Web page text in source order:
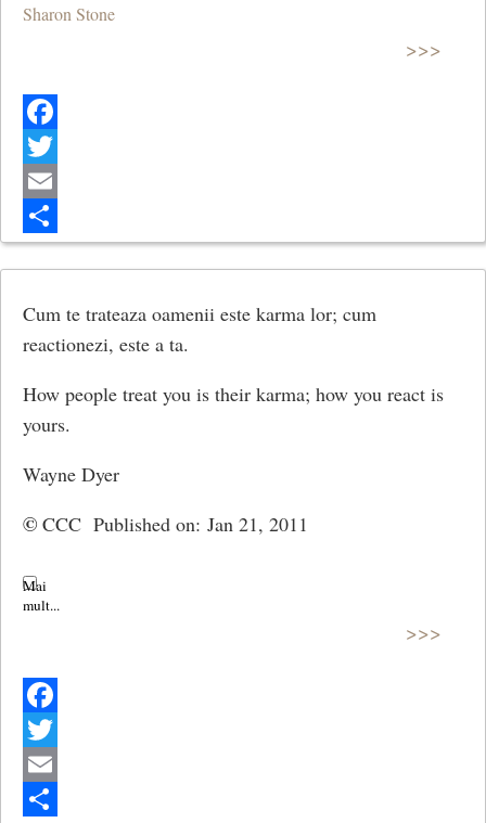
Sharon Stone
>>>
Facebook
Twitter
Email
Share
Cum te trateaza oamenii este karma lor; cum
reactionezi, este a ta.
How people treat you is their karma; how you react is
yours.
Wayne Dyer
© CCC Published on: Jan 21, 2011
>>>
Facebook
Twitter
Email